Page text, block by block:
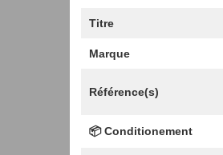
Titre
Marque
Référence(s)
📦 Conditionement